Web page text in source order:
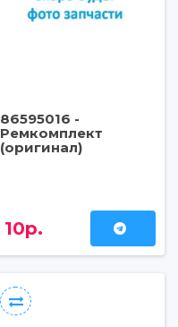
86595016 -
Ремкомплект
(оригинал)
10р.